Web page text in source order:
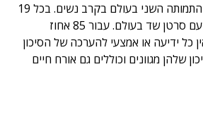
"סרטן השד הינו גורם התמותה השני בעולם בקרב נשים. בכל 19
שניות מאובחנת אישה עם סרטן שד בעולם. עבור 85 אחוז
כל ידיעה או אמצעי להערכה של הסיכון
שלהן מגוונים וכוללים גם אורח חיים